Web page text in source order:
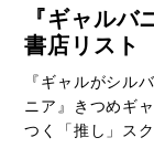
『ギャル
書店リスト
『ギャルがシル
ニア』きつめギ
つく「推し」ス